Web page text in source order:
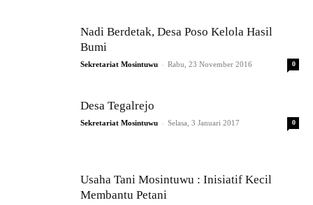
Nadi Berdetak, Desa Poso Kelola Hasil
Bumi
Sekretariat Mosintuwu - Rabu, 23 November 2016 0
Desa Tegalrejo
Sekretariat Mosintuwu - Selasa, 3 Januari 2017 0
Usaha Tani Mosintuwu : Inisiatif Kecil
Membantu Petani